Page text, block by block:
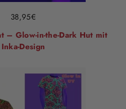
38,95€
– Glow-in-the-Dark Hut mit
Inka-Design